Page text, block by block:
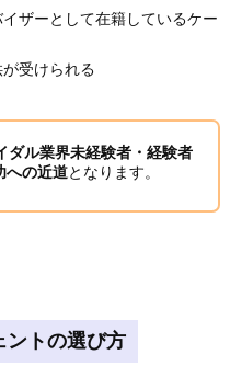
ザーとして在籍しているケー
受けられる
ダル業界未経験者・経験者
への近道となります。
ントの選び方